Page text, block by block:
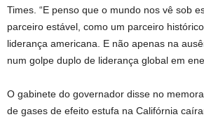
Times. “E penso que o mundo nos vê sob
parceiro estável, como um parceiro
liderança americana. E não apenas na
num golpe duplo de liderança global em
O gabinete do governador disse no
de gases de efeito estufa na Califórnia